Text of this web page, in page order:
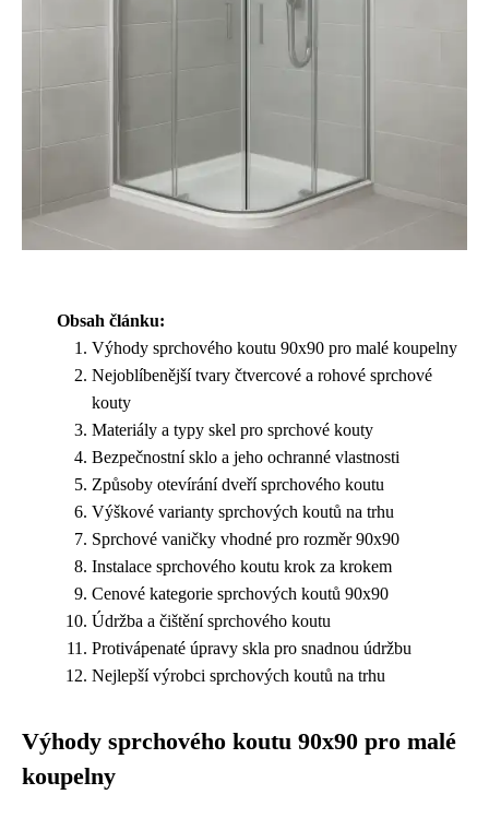
Obsah článku:
Výhody sprchového koutu 90x90 pro malé koupelny
Nejoblíbenější tvary čtvercové a rohové sprchové
kouty
Materiály a typy skel pro sprchové kouty
Bezpečnostní sklo a jeho ochranné vlastnosti
Způsoby otevírání dveří sprchového koutu
Výškové varianty sprchových koutů na trhu
Sprchové vaničky vhodné pro rozměr 90x90
Instalace sprchového koutu krok za krokem
Cenové kategorie sprchových koutů 90x90
Údržba a čištění sprchového koutu
Protivápenaté úpravy skla pro snadnou údržbu
Nejlepší výrobci sprchových koutů na trhu
Výhody sprchového koutu 90x90 pro malé
koupelny